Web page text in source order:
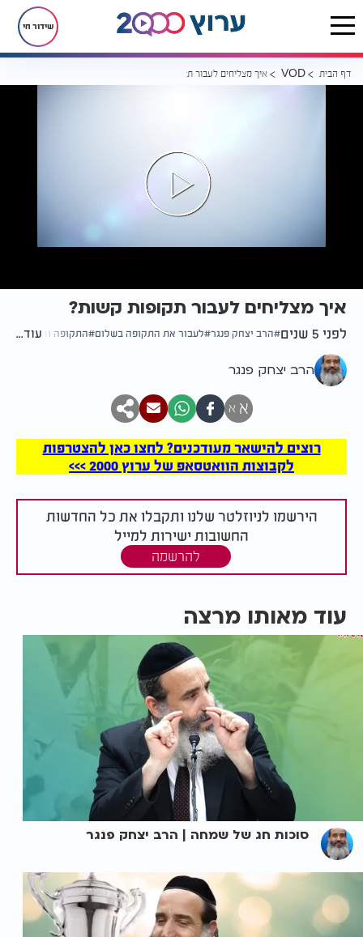
שידור חי
דף הבית VOD איך מצליחים לעבור תקופות קשות?
איך מצליחים לעבור תקופות קשות?
לפני 5 שנים הרב יצחק פנגר לעבור את התקופה בשלום התקופה והתרופה
עוד...
הרב יצחק פנגר
א א
רוצים להישאר מעודכנים? לחצו כאן להצטרפות
לקבוצות הוואטסאפ של ערוץ 2000 >>>
הירשמו לניוזלטר שלנו ותקבלו את כל החדשות
החשובות ישירות למייל
להרשמה
עוד מאותו מרצה
סוכות חג של שמחה | הרב יצחק פנגר